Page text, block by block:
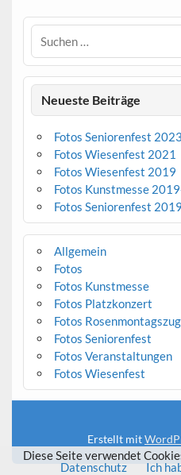
Neueste Beiträge
Fotos Seniorenfest 2023
Fotos Wiesenfest 2021
Fotos Wiesenfest 2019
Fotos Kunstmesse
Fotos Seniorenfest 2019
Allgemein
Fotos
Fotos Kunstmesse
Fotos Platzkonzert
Fotos Rosenmontagszug
Fotos Seniorenfest
Fotos Veranstaltungen
Fotos Wiesenfest
Erstellt mit
Diese Seite verwendet
Datenschutz
Ich